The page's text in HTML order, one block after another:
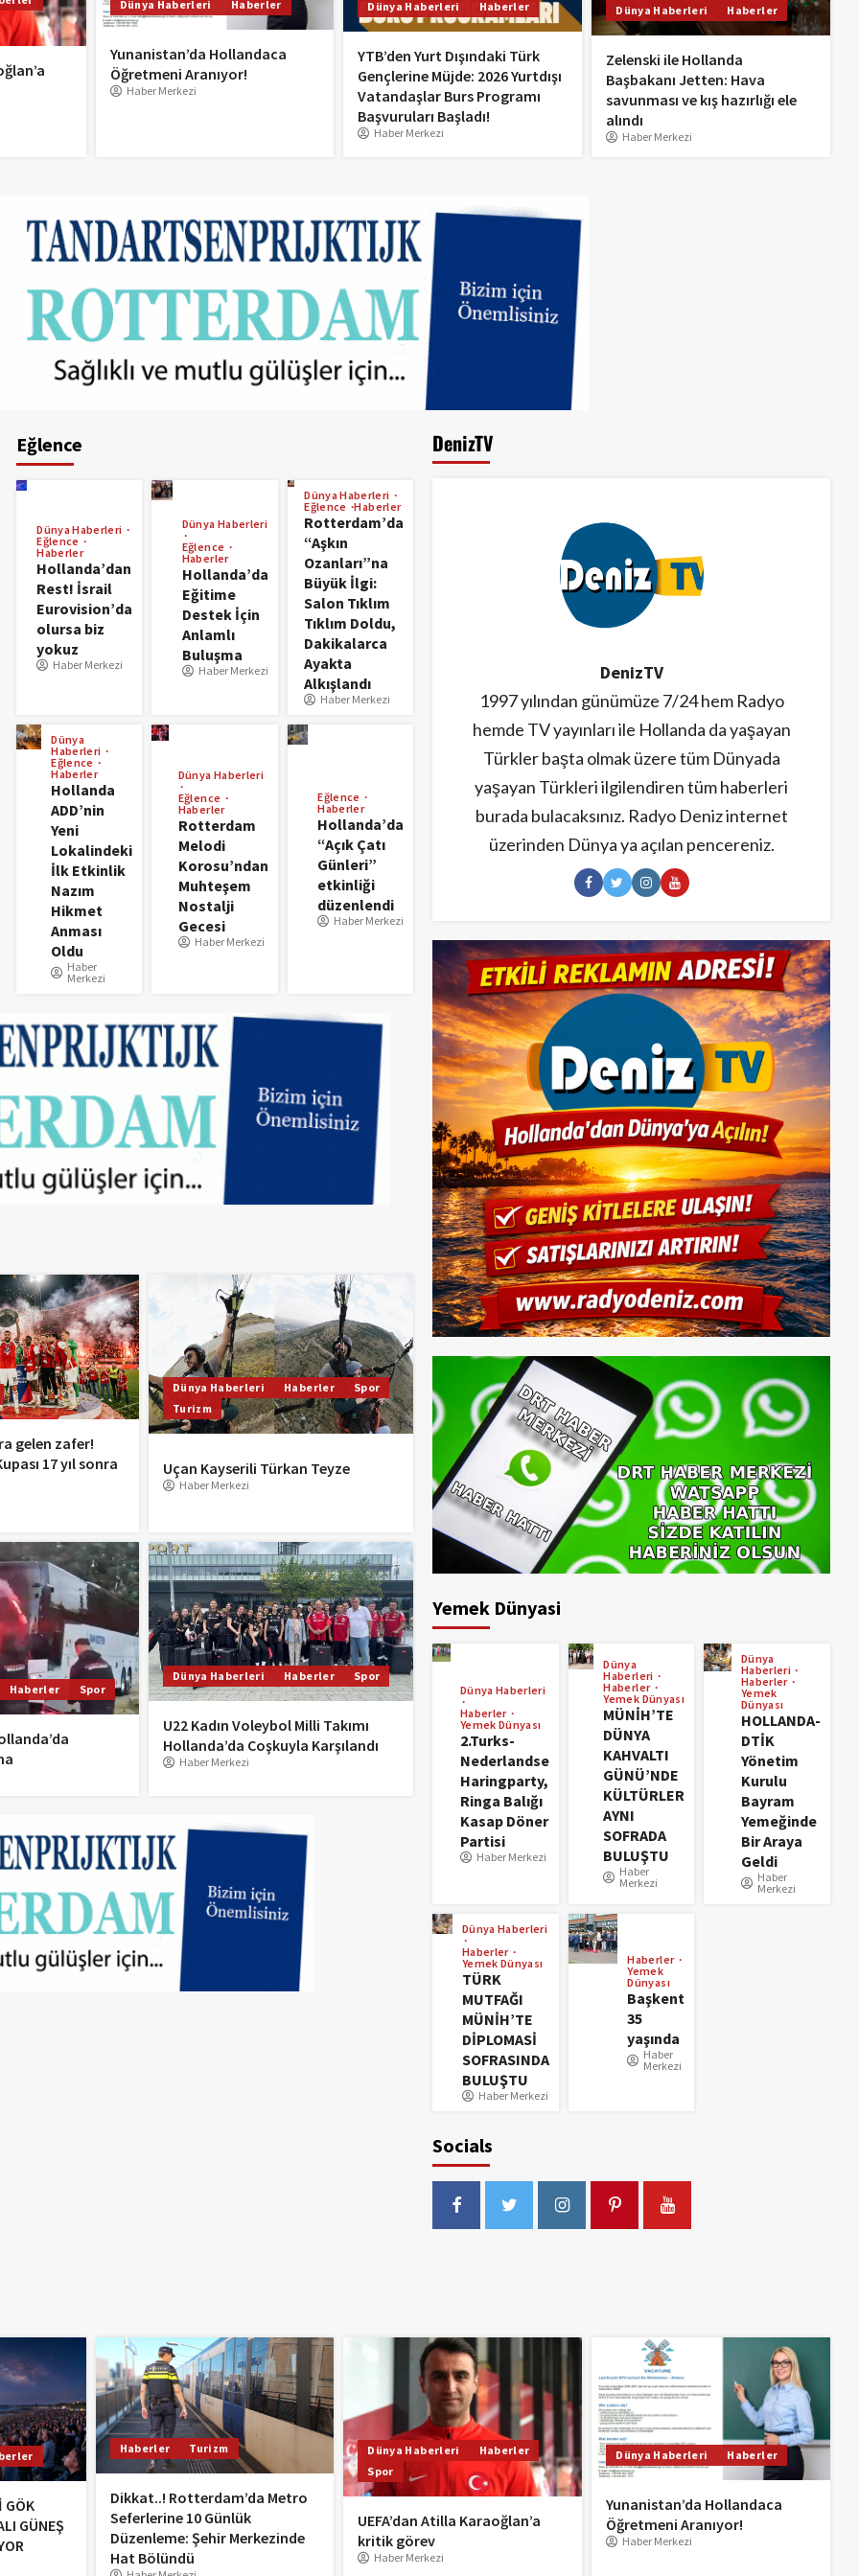
1
kritik görev
Tam 17 sene sonra gelen
zafer! Hollanda Süper
3
Dünya Haberleri Haberler
Yunanistan’da Hollandaca
Öğretmeni Aranıyor!
Haber Merkezi
Dünya Haberleri Haberler
YTB’den Yurt Dışındaki Türk
Gençlerine Müjde: 2026 Yurtdışı
Vatandaşlar Burs Programı
Başvuruları Başladı!
Haber Merkezi
Dünya Haberleri Haberler
Zelenski ile Hollanda
Başbakanı Jetten: Hava
savunması ve kış hazırlığı ele
alındı
Haber Merkezi
Eğlence
Dünya Haberleri
Eğlence
Haberler
Hollanda’dan
Rest! İsrail
Eurovision’da
olursa biz
yokuz
Haber Merkezi
Dünya Haberleri
Eğlence
Haberler
Hollanda’da
Eğitime
Destek İçin
Anlamlı
Buluşma
Haber Merkezi
Dünya Haberleri
Eğlence
Haberler
Rotterdam’da
“Aşkın
Ozanları”na
Büyük İlgi:
Salon Tıklım
Tıklım Doldu,
Dakikalarca
Ayakta
Alkışlandı
Haber Merkezi
Dünya
Haberleri
Eğlence
Haberler
Hollanda
ADD’nin
Yeni
Lokalindeki
İlk Etkinlik
Nazım
Hikmet
Anması
Oldu
Haber
Merkezi
Dünya Haberleri
Eğlence
Haberler
Rotterdam
Melodi
Korosu’ndan
Muhteşem
Nostalji
Gecesi
Haber Merkezi
Eğlence
Haberler
Hollanda’da
“Açık Çatı
Günleri”
etkinliği
düzenlendi
Haber Merkezi
gelen zafer!
17 yıl sonra
Dünya Haberleri Haberler
Spor
Turizm
Uçan Kayserili Türkan Teyze
Haber Merkezi
Haberler Spor
Dünya Haberleri Haberler Spor
U22 Kadın Voleybol Milli Takımı
Hollanda’da Coşkuyla Karşılandı
Haber Merkezi
DenizTV
DenizTV
1997 yılından günümüze 7/24 hem Radyo
hemde TV yayınları ile Hollanda da yaşayan
Türkler başta olmak üzere tüm Dünyada
yaşayan Türkleri ilgilendiren tüm haberleri
burada bulacaksınız. Radyo Deniz internet
üzerinden Dünya ya açılan pencereniz.
Yemek Dünyasi
Dünya Haberleri
Haberler
Yemek Dünyası
2.Turks-
Nederlandse
Haringparty,
Ringa Balığı
Kasap Döner
Partisi
Haber Merkezi
Dünya
Haberleri
Haberler
Yemek Dünyası
MÜNİH’TE
DÜNYA
KAHVALTI
GÜNÜ’NDE
KÜLTÜRLER
AYNI
SOFRADA
BULUŞTU
Haber
Merkezi
Dünya
Haberleri
Haberler
Yemek
Dünyası
HOLLANDA-
DTİK
Yönetim
Kurulu
Bayram
Yemeğinde
Bir Araya
Geldi
Haber
Merkezi
Dünya Haberleri
Haberler
Yemek Dünyası
TÜRK
MUTFAĞI
MÜNİH’TE
DİPLOMASİ
SOFRASINDA
BULUŞTU
Haber Merkezi
Haberler
Yemek
Dünyası
Başkent
35
yaşında
Haber
Merkezi
Socials
GÖK
GÜNEŞ
Haberler Turizm
Dikkat..! Rotterdam’da Metro
Seferlerine 10 Günlük
Düzenleme: Şehir Merkezinde
Hat Bölündü
Dünya Haberleri
Haberler
Spor
UEFA’dan Atilla Karaoğlan’a
kritik görev
Haber Merkezi
Dünya Haberleri Haberler
Yunanistan’da Hollandaca
Öğretmeni Aranıyor!
Haber Merkezi